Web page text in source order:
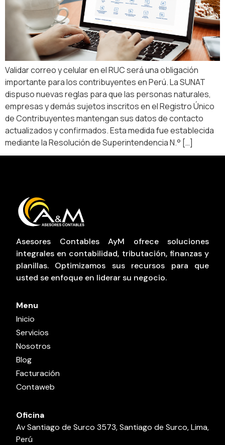
Validar correo y celular en el RUC será una obligación
importante para los contribuyentes en Perú. La SUNAT
dispuso nuevas reglas para que las personas naturales,
empresas y demás sujetos inscritos en el Registro Único
de Contribuyentes mantengan sus datos de contacto
actualizados y confirmados. Esta medida fue establecida
mediante la Resolución de Superintendencia N.° […]
Asesores Contables AyM ofrece soluciones
integrales en contabilidad, tributación, finanzas y
planillas. Optimizamos sus recursos para que
usted se enfoque en liderar su negocio.
Menu
Inicio
Servicios
Nosotros
Blog
Facturación
Contaweb
Oficina
Av Santiago de Surco 3573, Santiago de Surco, Lima,
Perú